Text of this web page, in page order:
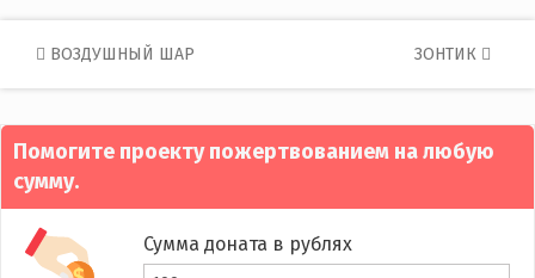
Post
navigation
ВОЗДУШНЫЙ ШАР ЗОНТИК
Помогите проекту пожертвованием на любую
сумму.
Сумма доната в рублях